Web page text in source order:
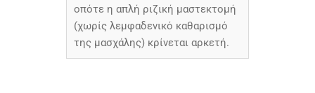
οπότε η απλή ριζική μαστεκτομή
(χωρίς λεμφαδενικό καθαρισμό
της μασχάλης) κρίνεται αρκετή.